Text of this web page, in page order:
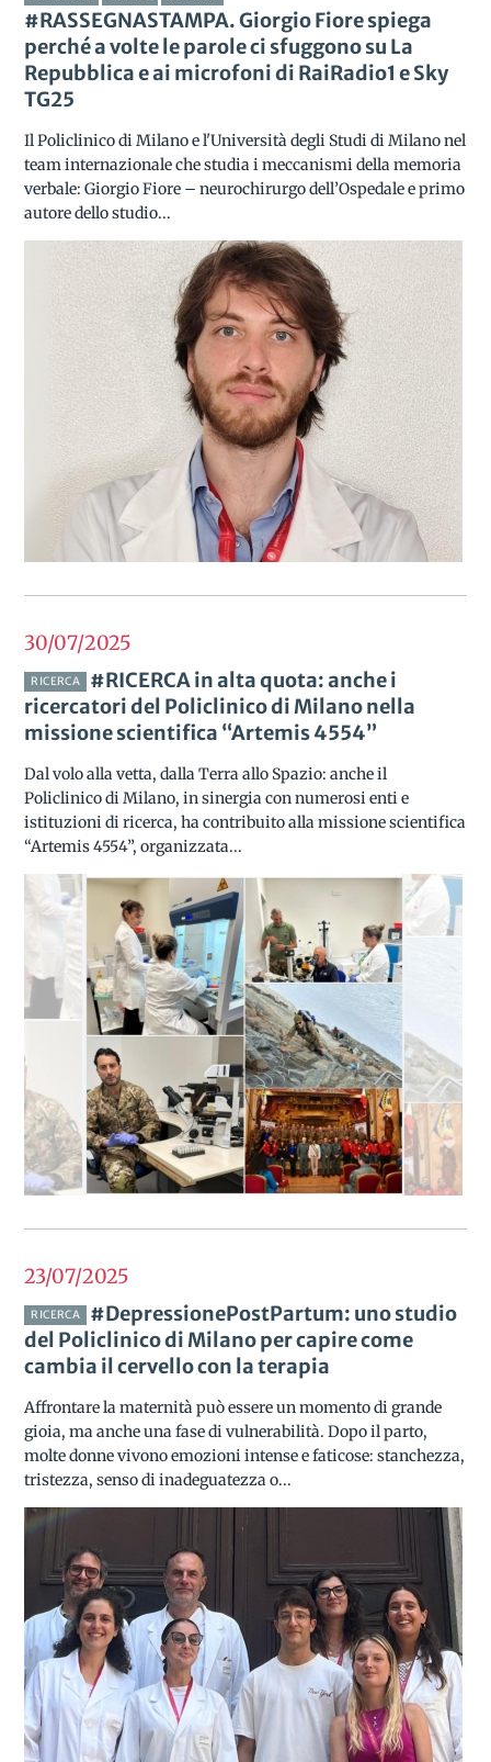
#RASSEGNASTAMPA. Giorgio Fiore spiega
perché a volte le parole ci sfuggono su La
Repubblica e ai microfoni di RaiRadio1 e Sky
TG25
Il Policlinico di Milano e l'Università degli Studi di Milano nel
team internazionale che studia i meccanismi della memoria
verbale: Giorgio Fiore – neurochirurgo dell’Ospedale e primo
autore dello studio...
30/072025
RICERCA
#RICERCA in alta quota: anche i
ricercatori del Policlinico di Milano nella
missione scientifica “Artemis 4554”
Dal volo alla vetta, dalla Terra allo Spazio: anche il
Policlinico di Milano, in sinergia con numerosi enti e
istituzioni di ricerca, ha contribuito alla missione scientifica
“Artemis 4554”, organizzata...
23/072025
RICERCA
#DepressionePostPartum: uno studio
del Policlinico di Milano per capire come
cambia il cervello con la terapia
Affrontare la maternità può essere un momento di grande
gioia, ma anche una fase di vulnerabilità. Dopo il parto,
molte donne vivono emozioni intense e faticose: stanchezza,
tristezza, senso di inadeguatezza o...